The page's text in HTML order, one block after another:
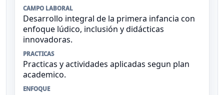
CAMPO LABORAL
Desarrollo integral de la primera infancia con
enfoque lúdico, inclusión y didácticas
innovadoras.
PRACTICAS
Practicas y actividades aplicadas segun plan
academico.
ENFOQUE